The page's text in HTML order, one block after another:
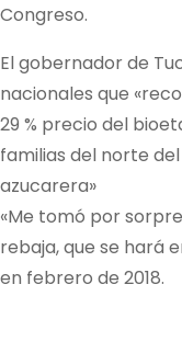
Congreso.
El gobernador de
nacionales que
29 % precio del
familias del norte
azucarera»
«Me tomó por
rebaja, que se hará
en febrero de 2018.